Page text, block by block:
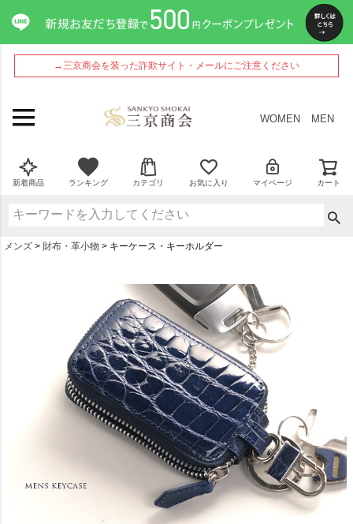
→三京商会を装った詐欺サイト・メールにご注意ください
WOMEN MEN
新着商品 ランキング カテゴリ お気に入り マイページ カート
メンズ 財布・革小物 キーケース・キーホルダー